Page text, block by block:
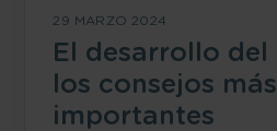
29 MARZO 2024
El desarrollo del
los consejos más
importantes